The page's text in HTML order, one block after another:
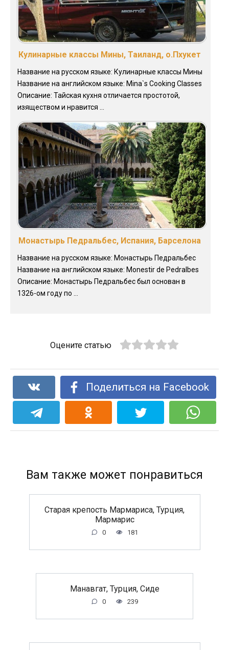
Кулинарные классы Мины, Таиланд, о.Пхукет
Название на русском языке: Кулинарные классы Мины
Название на английском языке: Mina`s Cooking Classes
Описание: Тайская кухня отличается простотой,
изяществом и нравится ...
Монастырь Педральбес, Испания, Барселона
Название на русском языке: Монастырь Педральбес
Название на английском языке: Monestir de Pedralbes
Описание: Монастырь Педральбес был основан в
1326-ом году по ...
Оцените статью
Поделиться на Facebook
Вам также может понравиться
Старая крепость Мармариса, Турция,
Мармарис
0 181
Манавгат, Турция, Сиде
0 239